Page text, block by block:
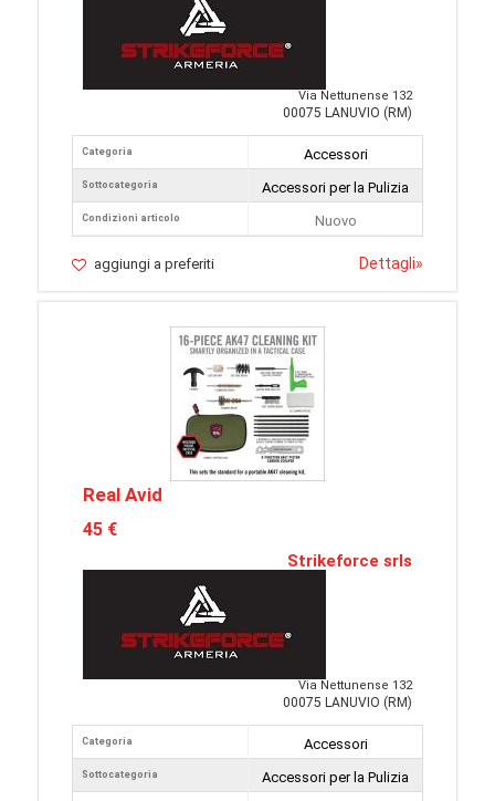
Via Nettunense 132
00075 LANUVIO (RM)
Categoria
Sottocategoria
Condizioni articolo
Accessori
Accessori per la Pulizia
Nuovo
aggiungi a preferiti Dettagli»
Real Avid
45 €
Strikeforce srls
Via Nettunense 132
00075 LANUVIO (RM)
Categoria
Sottocategoria
Accessori
Accessori per la Pulizia